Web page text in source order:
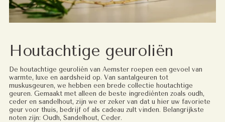
Houtachtige geuroliën
De houtachtige geuroliën van Aemster roepen een gevoel van
warmte, luxe en aardsheid op. Van santalgeuren tot
muskusgeuren, we hebben een brede collectie houtachtige
geuren. Gemaakt met alleen de beste ingrediënten zoals oudh,
ceder en sandelhout, zijn we er zeker van dat u hier uw favoriete
geur voor thuis, bedrijf of als cadeau zult vinden. Belangrijkste
noten zijn: Oudh, Sandelhout, Ceder.